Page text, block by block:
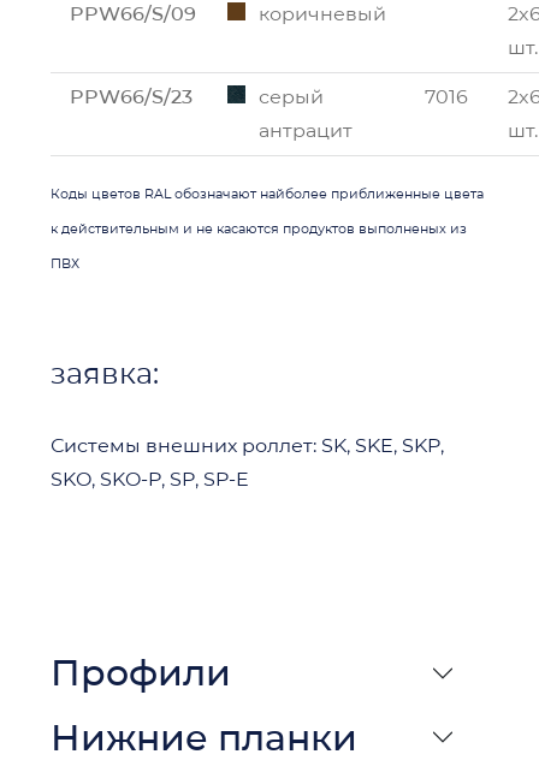
PPW66/S/09 коричневый
PPW66/S/23
серый
антрацит
7016
Коды цветов RAL обозначают найболее приближенные цвета
к действительным и не касаются продуктов выполненых из
ПВХ
заявка:
Системы внешних роллет: SK, SKE, SKP,
SKO, SKO-P, SP, SP-E
Профили
Нижние планки